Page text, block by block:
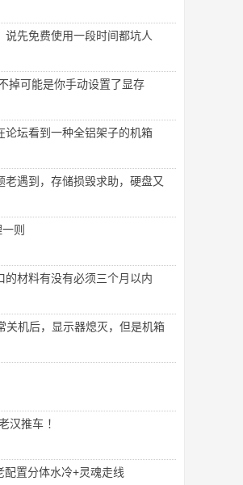
说先免费使用一段时间都坑人
掉可能是你手动设置了显存
论坛看到一种全铝架子的机箱
老遇到，存储损毁求助，硬盘又
则
的材料有没有必须三个月以内
关机后，显示器熄灭，但是机箱
汉推车 ！
配置分体水冷+灵魂走线